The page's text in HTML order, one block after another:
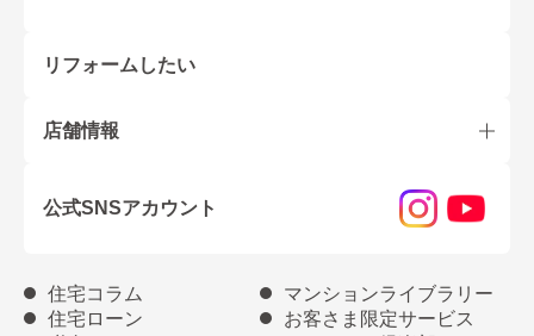
リフォームしたい
店舗情報
公式SNSアカウント
住宅コラム
マンションライブラリー
住宅ローン
お客さま限定サービス